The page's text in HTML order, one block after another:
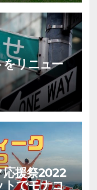
リニュー
応援祭2022
トでモナコ